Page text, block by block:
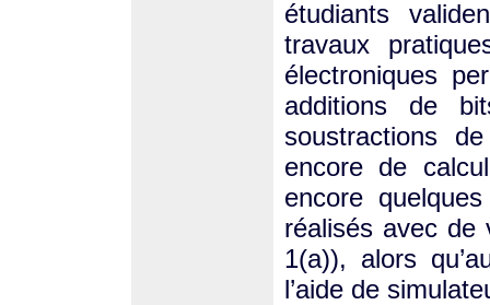
étudiants
travaux
électroniques
additions de
soustractions
encore de
encore
réalisés avec de
1(a)), alors
l’aide de